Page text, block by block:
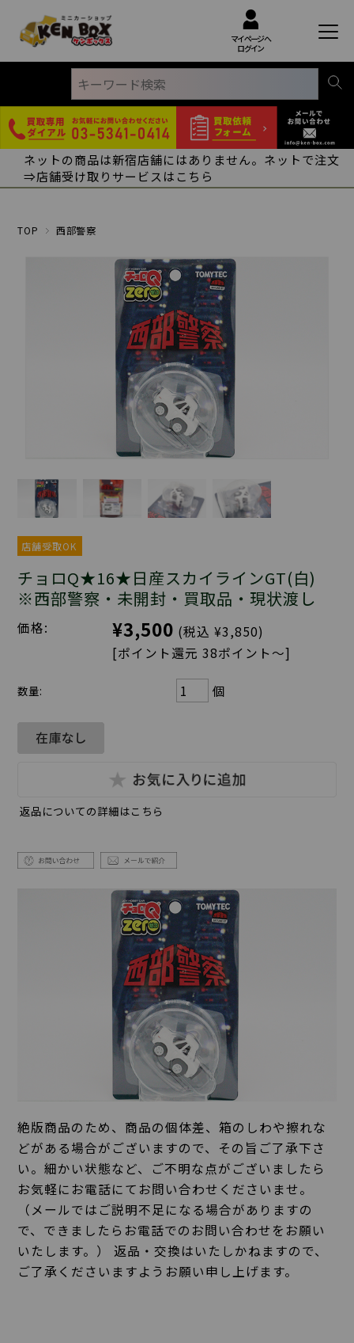
マイページへ
ログイン
ネットの商品は新宿店舗にはありません。ネットで注文
⇒店舗受け取りサービスはこちら
TOP 西部警察
店舗受取OK
チョロQ★16★日産スカイラインGT(白)
※西部警察・未開封・買取品・現状渡し
価格: ¥3,500 (税込 ¥3,850)
[ポイント還元 38ポイント～]
数量: 個
返品についての詳細はこちら
絶版商品のため、商品の個体差、箱のしわや擦れな
どがある場合がございますので、その旨ご了承下さ
い。細かい状態など、ご不明な点がございましたら
お気軽にお電話にてお問い合わせくださいませ。
（メールではご説明不足になる場合がありますの
で、できましたらお電話でのお問い合わせをお願い
いたします。） 返品・交換はいたしかねますので、
ご了承くださいますようお願い申し上げます。